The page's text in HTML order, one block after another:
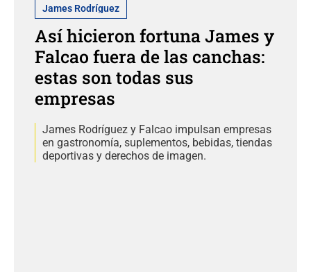
James Rodríguez
Así hicieron fortuna James y
Falcao fuera de las canchas:
estas son todas sus
empresas
James Rodríguez y Falcao impulsan empresas
en gastronomía, suplementos, bebidas, tiendas
deportivas y derechos de imagen.